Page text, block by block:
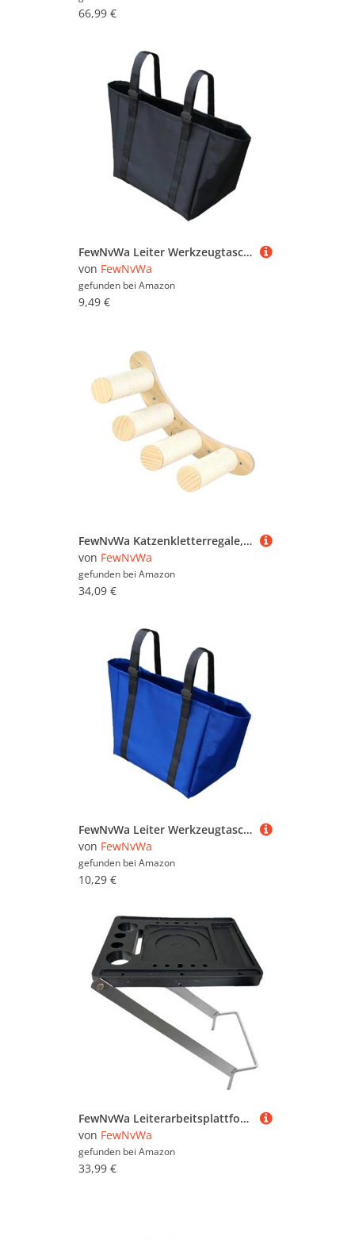
66,99 €
FewNvWa Leiter Werkzeugtasche Hängebeutel Organizer Aufbewahrungsbeutel Werkzeugaccessoire Aus Leichtem Oxford Stoff für Haushalt Auto Werkstatt Büro Baustell, Verdicktes Schwarz
von FewNvWa
gefunden bei Amazon
9,49 €
FewNvWa Katzenkletterregale, Stabile Leiter, Kratzbrett für Katzen, Kätzchenaktivität
von FewNvWa
gefunden bei Amazon
34,09 €
FewNvWa Leiter Werkzeugtasche Hängebeutel Organizer Aufbewahrungsbeutel Werkzeugaccessoire Aus Leichtem Oxford Stoff für Haushalt Auto Werkstatt Büro Baustell, Verdicktes Blau
von FewNvWa
gefunden bei Amazon
10,29 €
FewNvWa Leiterarbeitsplattform Klappbare Standplattform Werkzeugablage Aufbewahrungszubehör Stabiles Ausrüstungszubehör aus Robustem Eisen für Wohnzimmer
von FewNvWa
gefunden bei Amazon
33,99 €